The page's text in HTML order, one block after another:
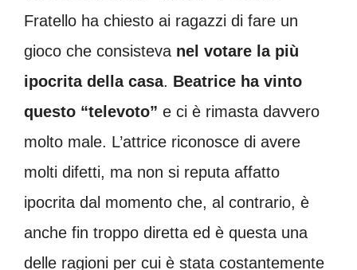
Fratello ha chiesto ai ragazzi di fare un
gioco che consisteva nel votare la più
ipocrita della casa. Beatrice ha vinto
questo “televoto” e ci è rimasta davvero
molto male. L’attrice riconosce di avere
molti difetti, ma non si reputa affatto
ipocrita dal momento che, al contrario, è
anche fin troppo diretta ed è questa una
delle ragioni per cui è stata costantemente